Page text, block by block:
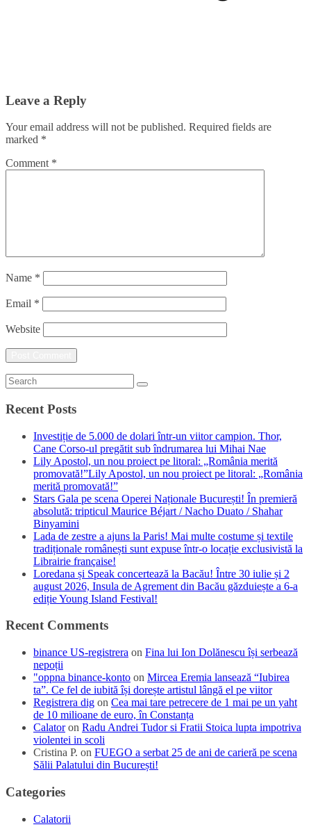
Leave a Reply
Your email address will not be published. Required fields are
marked *
Comment *
Name *
Email *
Website
Recent Posts
Investiție de 5.000 de dolari într-un viitor campion. Thor,
Cane Corso-ul pregătit sub îndrumarea lui Mihai Nae
Lily Apostol, un nou proiect pe litoral: „România merită
promovată!”Lily Apostol, un nou proiect pe litoral: „România
merită promovată!”
Stars Gala pe scena Operei Naționale București! În premieră
absolută: tripticul Maurice Béjart / Nacho Duato / Shahar
Binyamini
Lada de zestre a ajuns la Paris! Mai multe costume și textile
tradiționale românești sunt expuse într-o locație exclusivistă la
Librairie française!
Loredana și Speak concertează la Bacău! Între 30 iulie și 2
august 2026, Insula de Agrement din Bacău găzduiește a 6-a
ediție Young Island Festival!
Recent Comments
binance US-registrera on Fina lui Ion Dolănescu își serbează
nepoții
"oppna binance-konto on Mircea Eremia lansează “Iubirea
ta”. Ce fel de iubită își dorește artistul lângă el pe viitor
Registrera dig on Cea mai tare petrecere de 1 mai pe un yaht
de 10 milioane de euro, în Constanța
Calatoron Radu Andrei Tudor si Fratii Stoica lupta impotriva
violentei in scoli
Cristina P. on FUEGO a serbat 25 de ani de carieră pe scena
Sălii Palatului din București!
Categories
Calatorii